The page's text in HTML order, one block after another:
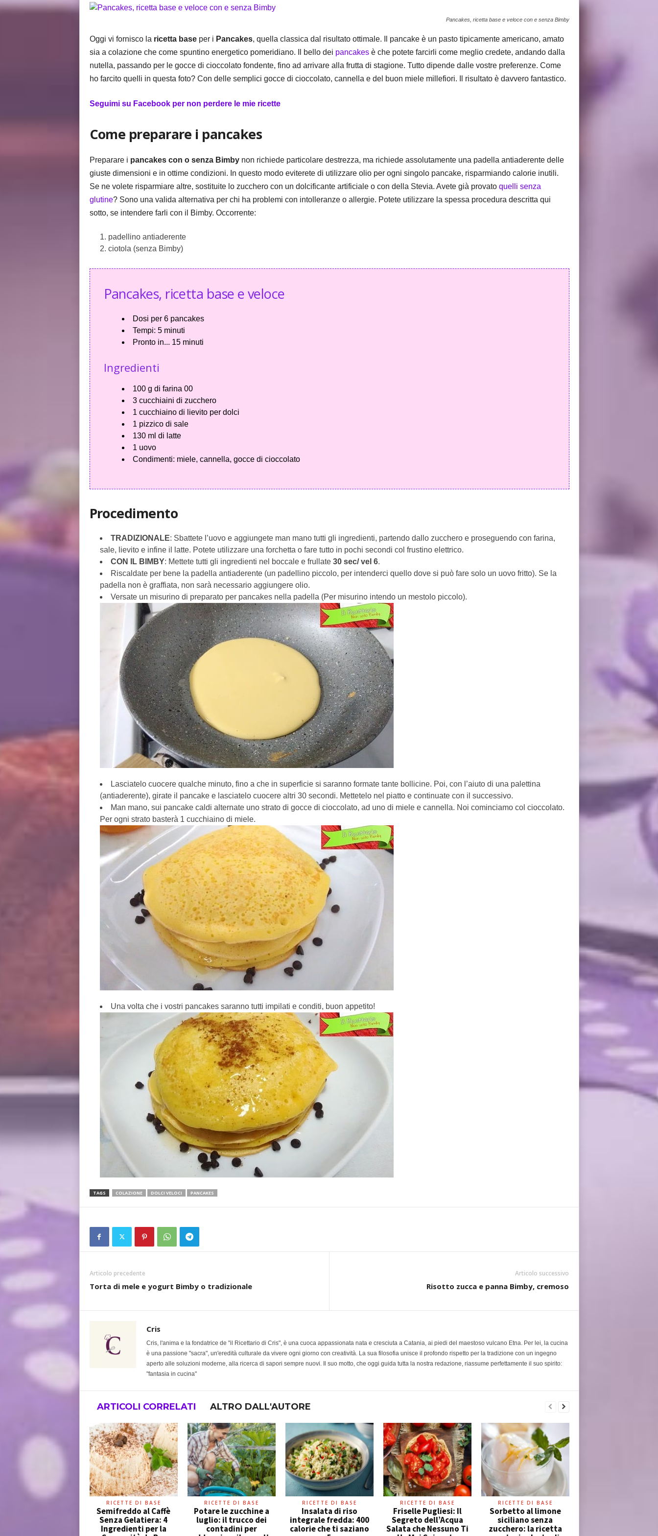
i
Pancakes, ricetta base e veloce con e senza Bimby
Oggi vi fornisco la ricetta baseper i Pancakes, quella classica dal risultato ottimale. Il pancake è un pasto tipicamente americano, amato
sia a colazione che come spuntino energetico pomeridiano. Il bello dei pancakesè che potete farcirli come meglio credete, andando dalla
nutella, passando per le gocce di cioccolato fondente, fino ad arrivare alla frutta di stagione. Tutto dipende dalle vostre preferenze. Come
ho farcito quelli in questa foto? Con delle semplici gocce di cioccolato, cannella e del buon miele millefiori. Il risultato è davvero fantastico.
Seguimi su Facebook per non perdere le mie ricette
Come preparare i pancakes
Preparare i pancakes con o senza Bimby non richiede particolare destrezza, ma richiede assolutamente una padella antiaderente delle
giuste dimensioni e in ottime condizioni. In questo modo eviterete di utilizzare olio per ogni singolo pancake, risparmiando calorie inutili.
Se ne volete risparmiare altre, sostituite lo zucchero con un dolcificante artificiale o con della Stevia. Avete già provato quelli senza
glutine? Sono una valida alternativa per chi ha problemi con intolleranze o allergie. Potete utilizzare la spessa procedura descritta qui
sotto, se intendere farli con il Bimby. Occorrente:
padellino antiaderente
ciotola (senza Bimby)
Pancakes, ricetta base e veloce
Dosi per6 pancakes
Tempi: 5 minuti
Pronto in... 15 minuti
Ingredienti
100 g di farina 00
3 cucchiaini di zucchero
1 cucchiaino di lievito per dolci
1 pizzico di sale
130 ml di latte
1 uovo
Condimenti: miele, cannella, gocce di cioccolato
Procedimento
TRADIZIONALE: Sbattete l’uovo e aggiungete man mano tutti gli ingredienti, partendo dallo zucchero e proseguendo con farina,
sale, lievito e infine il latte. Potete utilizzare una forchetta o fare tutto in pochi secondi col frustino elettrico.
CON IL BIMBY: Mettete tutti gli ingredienti nel boccale e frullate 30 sec/ vel 6.
Riscaldate per bene la padella antiaderente (un padellino piccolo, per intenderci quello dove si può fare solo un uovo fritto). Se la
padella non è graffiata, non sarà necessario aggiungere olio.
Versate un misurino di preparato per pancakes nella padella (Per misurino intendo un mestolo piccolo).
Lasciatelo cuocere qualche minuto, fino a che in superficie si saranno formate tante bollicine. Poi, con l’aiuto di una palettina
(antiaderente), girate il pancake e lasciatelo cuocere altri 30 secondi. Mettetelo nel piatto e continuate con il successivo.
Man mano, sui pancake caldi alternate uno strato di gocce di cioccolato, ad uno di miele e cannella. Noi cominciamo col cioccolato.
Per ogni strato basterà 1 cucchiaino di miele.
Una volta che i vostri pancakes saranno tutti impilati e conditi, buon appetito!
TAGS COLAZIONE DOLCI VELOCI PANCAKES
Articolo precedente
Torta di mele e yogurt Bimby o tradizionale
Articolo successivo
Risotto zucca e panna Bimby, cremoso
Cris
Cris, l'anima e la fondatrice de "il Ricettario di Cris", è una cuoca appassionata nata e cresciuta a Catania, ai piedi del maestoso vulcano Etna. Per lei, la cucina
è una passione "sacra", un'eredità culturale da vivere ogni giorno con creatività. La sua filosofia unisce il profondo rispetto per la tradizione con un ingegno
aperto alle soluzioni moderne, alla ricerca di sapori sempre nuovi. Il suo motto, che oggi guida tutta la nostra redazione, riassume perfettamente il suo spirito:
"fantasia in cucina"
ARTICOLI CORRELATI ALTRO DALL'AUTORE
RICETTE DI BASE
Semifreddo al Caffè
Senza Gelatiera: 4
Ingredienti per la
RICETTE DI BASE
Potare le zucchine a
luglio: il trucco dei
contadini per
RICETTE DI BASE
Insalata di riso
integrale fredda: 400
calorie che ti saziano
RICETTE DI BASE
Friselle Pugliesi: Il
Segreto dell’Acqua
Salata che Nessuno Ti
RICETTE DI BASE
Sorbetto al limone
siciliano senza
zucchero: la ricetta